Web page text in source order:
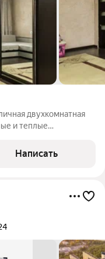
двухкомнатная
и теплые
в комнатах ламинат,
Написать